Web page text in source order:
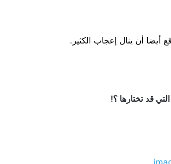
قد تختارها ؟!